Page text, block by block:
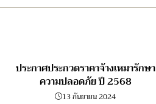
ประกาศประกวดราคาจ้างเหมารักษา
ความปลอดภัย ปี 2568
13 กันยายน 2024